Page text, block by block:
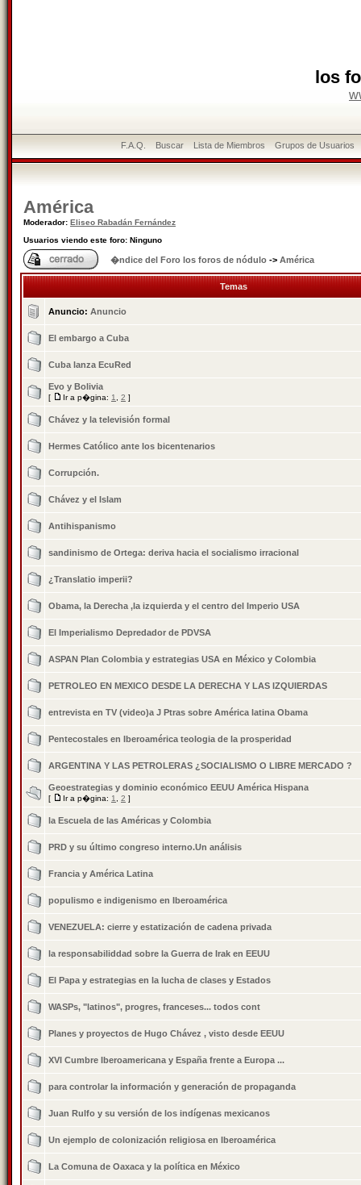
los
F.A.Q. Buscar Lista de Miembros Grupos de Usuarios
América
Moderador: Eliseo Rabadán Fernández
Usuarios viendo este foro: Ninguno
�ndice del Foro los foros de nódulo -> América
Temas
Anuncio: Anuncio
El embargo a Cuba
Cuba lanza EcuRed
Evo y Bolivia
[ Ir a p�gina: 1 2 ]
Chávez y la televisión formal
Hermes Católico ante los bicentenarios
Corrupción.
Chávez y el Islam
Antihispanismo
sandinismo de Ortega: deriva hacia el socialismo irracional
¿Translatio imperii?
Obama, la Derecha ,la izquierda y el centro del Imperio USA
El Imperialismo Depredador de PDVSA
ASPAN Plan Colombia y estrategias USA en México y Colombia
PETROLEO EN MEXICO DESDE LA DERECHA Y LAS IZQUIERDAS
entrevista en TV (video)a J Ptras sobre América latina Obama
Pentecostales en Iberoamérica teologia de la prosperidad
ARGENTINA Y LAS PETROLERAS ¿SOCIALISMO O LIBRE MERCADO ?
Geoestrategias y dominio económico EEUU América Hispana
[ Ir a p�gina: 1 2 ]
la Escuela de las Américas y Colombia
PRD y su último congreso interno.Un análisis
Francia y América Latina
populismo e indigenismo en Iberoamérica
VENEZUELA: cierre y estatización de cadena privada
la responsabiliddad sobre la Guerra de Irak en EEUU
El Papa y estrategias en la lucha de clases y Estados
WASPs, "latinos", progres, franceses... todos cont
Planes y proyectos de Hugo Chávez , visto desde EEUU
XVI Cumbre Iberoamericana y España frente a Europa ...
para controlar la información y generación de propaganda
Juan Rulfo y su versión de los indígenas mexicanos
Un ejemplo de colonización religiosa en Iberoamérica
La Comuna de Oaxaca y la política en México